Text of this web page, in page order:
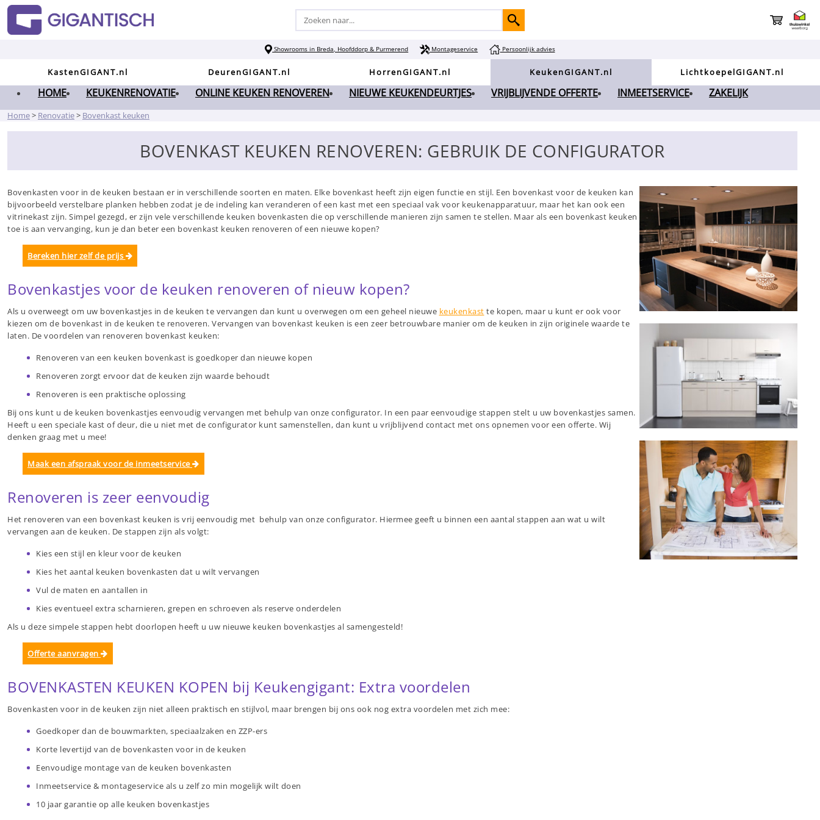
Showrooms in Breda, Hoofddorp & Purmerend Montageservice Persoonlijk advies
KastenGIGANT.nl DeurenGIGANT.nl HorrenGIGANT.nl KeukenGIGANT.nl LichtkoepelGIGANT.nl
HOME KEUKENRENOVATIE ONLINE KEUKEN RENOVEREN NIEUWE KEUKENDEURTJES VRIJBLIJVENDE OFFERTE INMEETSERVICE ZAKELIJK
Home> Renovatie> Bovenkast keuken
BOVENKAST KEUKEN RENOVEREN: GEBRUIK DE CONFIGURATOR
Bovenkasten voor in de keuken bestaan er in verschillende soorten en maten. Elke bovenkast heeft zijn eigen functie en stijl. Een bovenkast voor de keuken kan
bijvoorbeeld verstelbare planken hebben zodat je de indeling kan veranderen of een kast met een speciaal vak voor keukenapparatuur, maar het kan ook een
vitrinekast zijn. Simpel gezegd, er zijn vele verschillende keuken bovenkasten die op verschillende manieren zijn samen te stellen. Maar als een bovenkast keuken
toe is aan vervanging, kun je dan beter een bovenkast keuken renoveren of een nieuwe kopen?
Bereken hier zelf de prijs
Bovenkastjes voor de keuken renoveren of nieuw kopen?
Als u overweegt om uw bovenkastjes in de keuken te vervangen dan kunt u overwegen om een geheel nieuwe keukenkast te kopen, maar u kunt er ook voor
kiezen om de bovenkast in de keuken te renoveren. Vervangen van bovenkast keuken is een zeer betrouwbare manier om de keuken in zijn originele waarde te
laten. De voordelen van renoveren bovenkast keuken:
Renoveren van een keuken bovenkast is goedkoper dan nieuwe kopen
Renoveren zorgt ervoor dat de keuken zijn waarde behoudt
Renoveren is een praktische oplossing
Bij ons kunt u de keuken bovenkastjes eenvoudig vervangen met behulp van onze configurator. In een paar eenvoudige stappen stelt u uw bovenkastjes samen.
Heeft u een speciale kast of deur, die u niet met de configurator kunt samenstellen, dan kunt u vrijblijvend contact met ons opnemen voor een offerte. Wij
denken graag met u mee!
Maak een afspraak voor de inmeetservice
Renoveren is zeer eenvoudig
Het renoveren van een bovenkast keuken is vrij eenvoudig met behulp van onze configurator. Hiermee geeft u binnen een aantal stappen aan wat u wilt
vervangen aan de keuken. De stappen zijn als volgt:
Kies een stijl en kleur voor de keuken
Kies het aantal keuken bovenkasten dat u wilt vervangen
Vul de maten en aantallen in
Kies eventueel extra scharnieren, grepen en schroeven als reserve onderdelen
Als u deze simpele stappen hebt doorlopen heeft u uw nieuwe keuken bovenkastjes al samengesteld!
Offerte aanvragen
BOVENKASTEN KEUKEN KOPEN bij Keukengigant: Extra voordelen
Bovenkasten voor in de keuken zijn niet alleen praktisch en stijlvol, maar brengen bij ons ook nog extra voordelen met zich mee:
Goedkoper dan de bouwmarkten, speciaalzaken en ZZP-ers
Korte levertijd van de bovenkasten voor in de keuken
Eenvoudige montage van de keuken bovenkasten
Inmeetservice & montageservice als u zelf zo min mogelijk wilt doen
10 jaar garantie op alle keuken bovenkastjes